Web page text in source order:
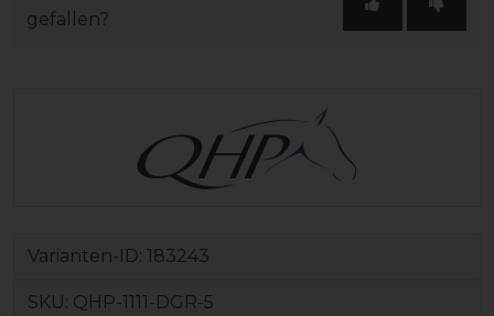
gefallen?
Varianten-ID: 183243
SKU: QHP-1111-DGR-5